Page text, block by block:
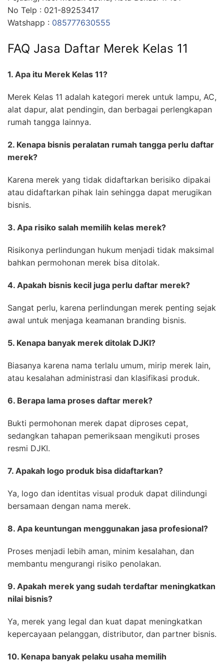
No Telp : 021-89253417
Watshapp : 085777630555
FAQ Jasa Daftar Merek Kelas 11
1. Apa itu Merek Kelas 11?
Merek Kelas 11 adalah kategori merek untuk lampu, AC,
alat dapur, alat pendingin, dan berbagai perlengkapan
rumah tangga lainnya.
2. Kenapa bisnis peralatan rumah tangga perlu daftar
merek?
Karena merek yang tidak didaftarkan berisiko dipakai
atau didaftarkan pihak lain sehingga dapat merugikan
bisnis.
3. Apa risiko salah memilih kelas merek?
Risikonya perlindungan hukum menjadi tidak maksimal
bahkan permohonan merek bisa ditolak.
4. Apakah bisnis kecil juga perlu daftar merek?
Sangat perlu, karena perlindungan merek penting sejak
awal untuk menjaga keamanan branding bisnis.
5. Kenapa banyak merek ditolak DJKI?
Biasanya karena nama terlalu umum, mirip merek lain,
atau kesalahan administrasi dan klasifikasi produk.
6. Berapa lama proses daftar merek?
Bukti permohonan merek dapat diproses cepat,
sedangkan tahapan pemeriksaan mengikuti proses
resmi DJKI.
7. Apakah logo produk bisa didaftarkan?
Ya, logo dan identitas visual produk dapat dilindungi
bersamaan dengan nama merek.
8. Apa keuntungan menggunakan jasa profesional?
Proses menjadi lebih aman, minim kesalahan, dan
membantu mengurangi risiko penolakan.
9. Apakah merek yang sudah terdaftar meningkatkan
nilai bisnis?
Ya, merek yang legal dan kuat dapat meningkatkan
kepercayaan pelanggan, distributor, dan partner bisnis.
10. Kenapa banyak pelaku usaha memilih